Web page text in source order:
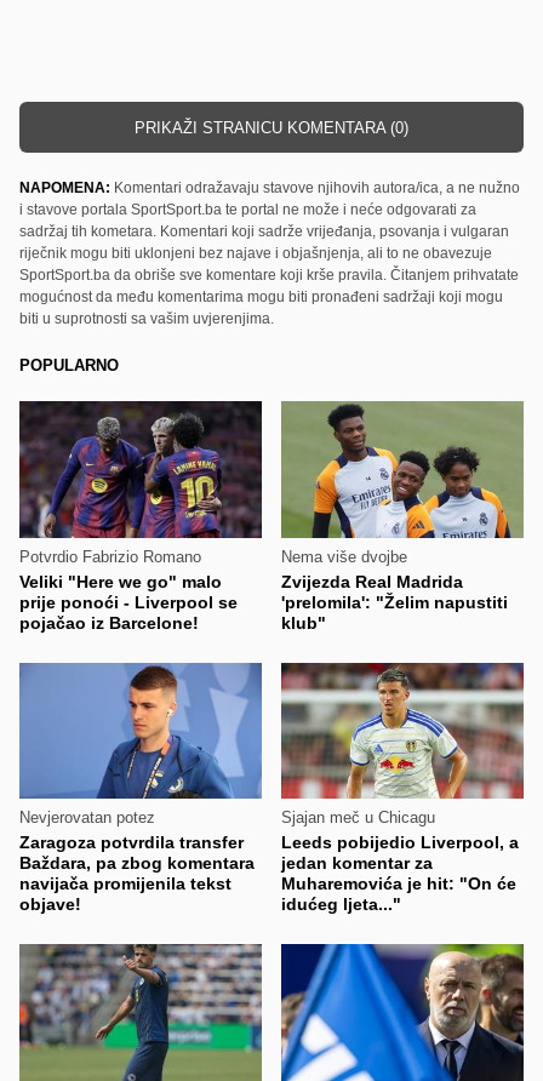
PRIKAŽI STRANICU KOMENTARA (0)
NAPOMENA: Komentari odražavaju stavove njihovih autora/ica, a ne nužno
i stavove portala SportSport.ba te portal ne može i neće odgovarati za
sadržaj tih kometara. Komentari koji sadrže vrijeđanja, psovanja i vulgaran
riječnik mogu biti uklonjeni bez najave i objašnjenja, ali to ne obavezuje
SportSport.ba da obriše sve komentare koji krše pravila. Čitanjem prihvatate
mogućnost da među komentarima mogu biti pronađeni sadržaji koji mogu
biti u suprotnosti sa vašim uvjerenjima.
POPULARNO
Potvrdio Fabrizio Romano
Veliki "Here we go" malo
prije ponoći - Liverpool se
pojačao iz Barcelone!
Nema više dvojbe
Zvijezda Real Madrida
'prelomila': "Želim napustiti
klub"
Nevjerovatan potez
Zaragoza potvrdila transfer
Baždara, pa zbog komentara
navijača promijenila tekst
objave!
Sjajan meč u Chicagu
Leeds pobijedio Liverpool, a
jedan komentar za
Muharemovića je hit: "On će
idućeg ljeta..."